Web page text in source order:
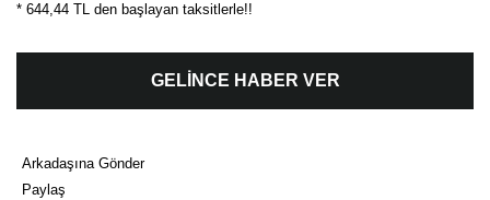
* 644,44 TL den başlayan taksitlerle!!
GELİNCE HABER VER
Arkadaşına Gönder
Paylaş